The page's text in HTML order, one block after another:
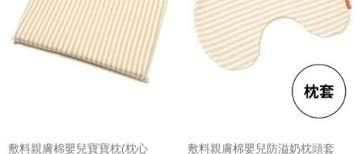
敷料親膚棉嬰兒寶寶枕(枕心
敷料親膚棉嬰兒防溢奶枕頭套